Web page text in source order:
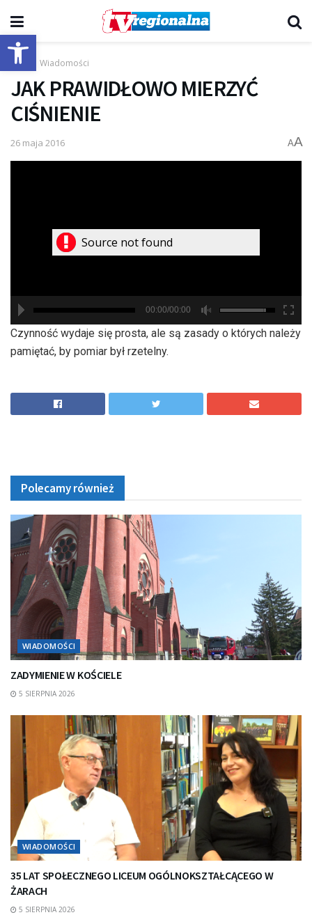
Otwórz pasek narzędzi
Start Wiadomości
JAK PRAWIDŁOWO MIERZYĆ
CIŚNIENIE
26 maja 2016 AA
hd2880
hd2160
hd2160
hd1440
highres
hd1080
hd720
large
medium
small
tiny
00:00/00:00
Source not found
Czynność wydaje się prosta, ale są zasady o których należy
pamiętać, by pomiar był rzetelny.
Polecamy również
WIADOMOŚCI
ZADYMIENIE W KOŚCIELE
5 SIERPNIA 2026
WIADOMOŚCI
35 LAT SPOŁECZNEGO LICEUM OGÓLNOKSZTAŁCĄCEGO W
ŻARACH
5 SIERPNIA 2026